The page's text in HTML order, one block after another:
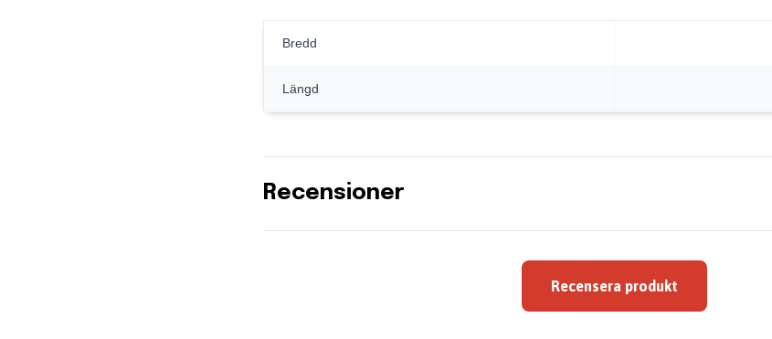
Bredd
Längd
Recensioner
Recensera produkt